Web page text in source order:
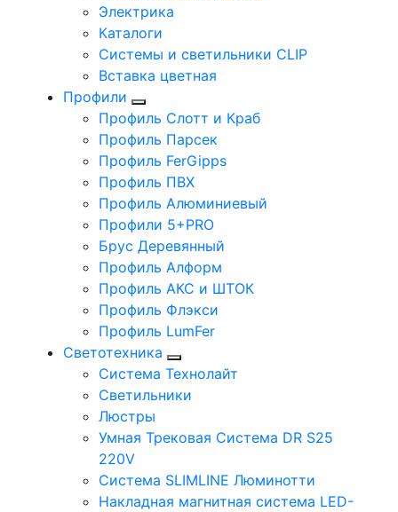
Электрика
Каталоги
Системы и светильники CLIP
Вставка цветная
Профили
Профиль Слотт и Краб
Профиль Парсек
Профиль FerGipps
Профиль ПВХ
Профиль Алюминиевый
Профили 5+PRO
Брус Деревянный
Профиль Алформ
Профиль АКС и ШТОК
Профиль Флэкси
Профиль LumFer
Светотехника
Система Технолайт
Светильники
Люстры
Умная Трековая Система DR S25
220V
Система SLIMLINE Люминотти
Накладная магнитная система LED-